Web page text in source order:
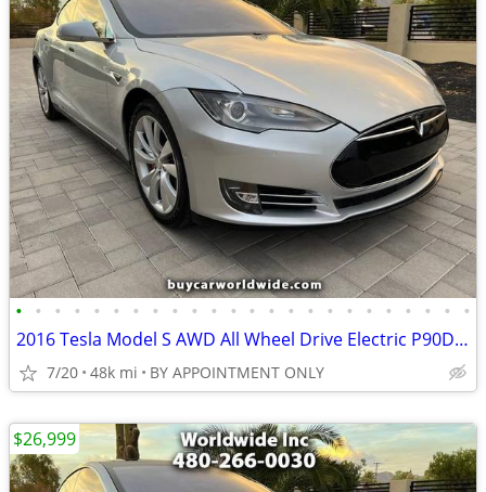
• • • • • • • • • • • • • • • • • • • • • • • •
2016 Tesla Model S AWD All Wheel Drive Electric P90D Hatchback
7/20 48k mi BY APPOINTMENT ONLY
$26,999